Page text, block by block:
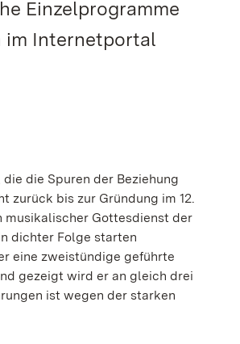
Einzelprogramme
im Internetportal
die Spuren der Beziehung
zurück bis zur Gründung im 12.
musikalischer Gottesdienst der
dichter Folge starten
eine zweistündige geführte
gezeigt wird er an gleich drei
ist wegen der starken